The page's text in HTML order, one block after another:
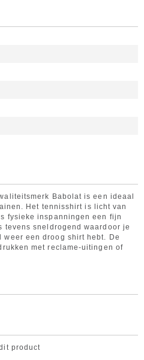
Babolat is een ideaal
Het tennisshirt is licht van
fysieke inspanningen een fijn
tevens sneldrogend waardoor je
een droog shirt hebt. De
met reclame-uitingen of
product